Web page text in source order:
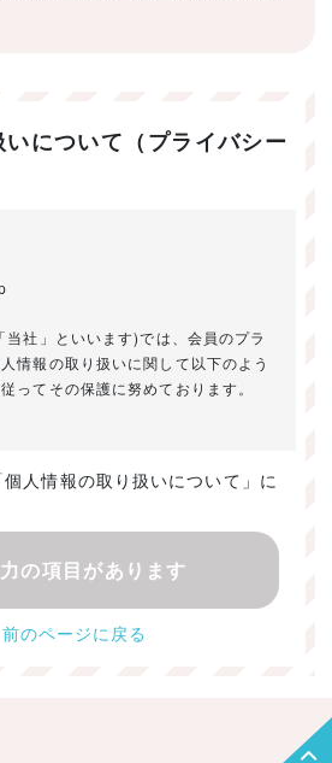
について（プライバシー
社」といいます)では、会員のプラ
情報の取り扱いに関して以下のよう
ってその保護に努めております。
人情報は、以下のためにのみ利用い
回答及び資料送付のご連絡
ビスの提供
善のための分析
個人情報の取り扱いについて」に
の項目があります
前のページに戻る